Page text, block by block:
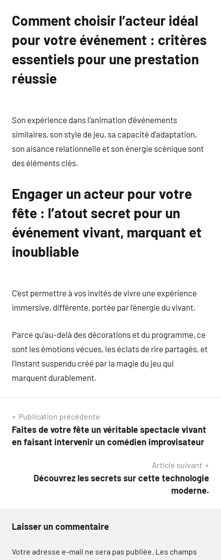
Comment choisir l’acteur idéal
pour votre événement : critères
essentiels pour une prestation
réussie
Son expérience dans l’animation d’événements
similaires, son style de jeu, sa capacité d’adaptation,
son aisance relationnelle et son énergie scénique sont
des éléments clés.
Engager un acteur pour votre
fête : l’atout secret pour un
événement vivant, marquant et
inoubliable
C’est permettre à vos invités de vivre une expérience
immersive, différente, portée par l’énergie du vivant.
Parce qu’au-delà des décorations et du programme, ce
sont les émotions vécues, les éclats de rire partagés, et
l’instant suspendu créé par la magie du jeu qui
marquent durablement.
Navigation
de
Publication précédente
Faites de votre fête un véritable spectacle vivant
en faisant intervenir un comédien improvisateur
Article suivant
Découvrez les secrets sur cette technologie
moderne.
Laisser un commentaire
Votre adresse e-mail ne sera pas publiée. Les champs